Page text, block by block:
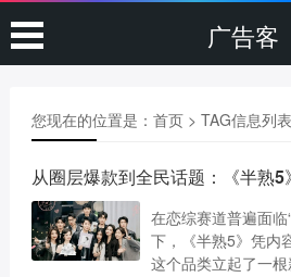
广告客
您现在的位置是： 首页> TAG信息列
从圈层爆款到全民话题：《半熟
在恋综赛道普遍面
下，《半熟5》凭内
这个品类立起了一